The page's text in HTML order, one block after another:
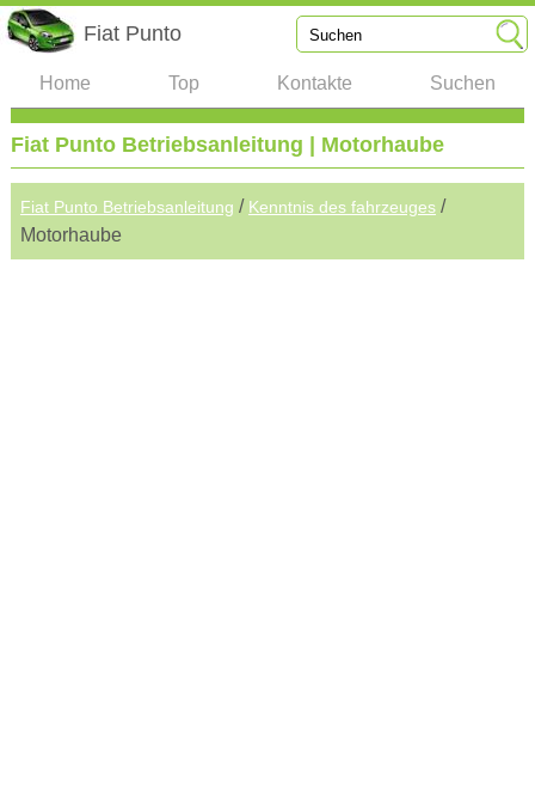
Fiat Punto
Home Top Kontakte Suchen
Fiat Punto Betriebsanleitung | Motorhaube
Fiat Punto Betriebsanleitung / Kenntnis des fahrzeuges/
Motorhaube